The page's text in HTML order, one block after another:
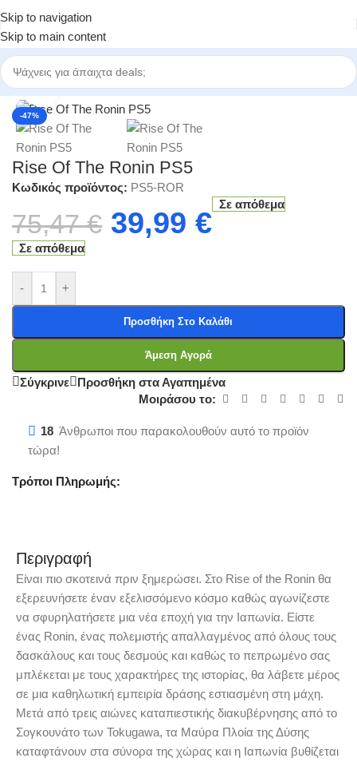
Skip to navigation
Skip to main content
Αρχική σελίδα/Κατηγορίες/Ηλεκτρονικά Παιχνίδια/PS5 Games
-47%
Click to enlarge
Rise Of The Ronin PS5
Κωδικός προϊόντος: PS5-ROR
75,47€ 39,99 €
Σε απόθεμα
Σε απόθεμα
- +
Προσθήκη Στο Καλάθι
Άμεση Αγορά
Σύγκρινε
Προσθήκη στα Αγαπημένα
Μοιράσου το:
18 Άνθρωποι που παρακολουθούν αυτό το προϊόν
τώρα!
Τρόποι Πληρωμής:
Περιγραφή
Είναι πιο σκοτεινά πριν ξημερώσει. Στο Rise of the Ronin θα
εξερευνήσετε έναν εξελισσόμενο κόσμο καθώς αγωνίζεστε
να σφυρηλατήσετε μια νέα εποχή για την Ιαπωνία. Είστε
ένας Ronin, ένας πολεμιστής απαλλαγμένος από όλους τους
δασκάλους και τους δεσμούς και καθώς το πεπρωμένο σας
μπλέκεται με τους χαρακτήρες της ιστορίας, θα λάβετε μέρος
σε μια καθηλωτική εμπειρία δράσης εστιασμένη στη μάχη.
Μετά από τρεις αιώνες καταπιεστικής διακυβέρνησης από το
Σογκουνάτο των Tokugawa, τα Μαύρα Πλοία της Δύσης
καταφτάνουν στα σύνορα της χώρας και η Ιαπωνία βυθίζεται